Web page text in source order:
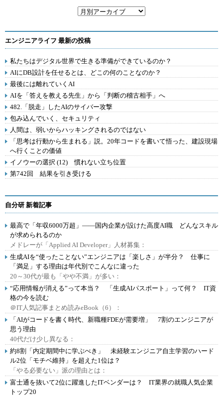
エンジニアライフ 最新の投稿
私たちはデジタル世界で生きる準備ができているのか？
AIにDB設計を任せるとは、どこの何のことなのか？
最後には離れていくAI
AIを「答えを教える先生」から「判断の稽古相手」へ
482.「脱走」したAIのサイバー攻撃
包み込んでいく、セキュリティ
人間は、弱いからハッキングされるのではない
「思考は行動から生まれる」説。20年コードを書いて悟った、建設現場
へ行くことの価値
イノウーの選択 (12) 慣れない立ち位置
第742回 結果を引き受ける
自分研 新着記事
最高で「年収6000万超」――国内企業が設けた高度AI職 どんなスキル
が求められるのか
メドレーが「Applied AI Developer」人材募集：
生成AIを“使ったことない”エンジニアは「楽しさ」が半分？ 仕事に
「満足」する理由は年代別でこんなに違った
20～30代が最も「やや不満」が多い：
“応用情報が消える”って本当？ 「生成AIパスポート」って何？ IT資
格の今を読む
＠IT人気記事まとめ読みeBook（6）：
「AIがコードを書く時代、新職種FDEが需要増」 7割のエンジニアが
思う理由
40代だけ少し異なる：
約8割「内定期間中に学ぶべき」 未経験エンジニア自主学習のハード
ル2位「モチベ維持」を超えた1位は？
「やる必要ない」派の理由とは：
富士通を抜いて2位に躍進したITベンダーは？ IT業界の就職人気企業
トップ20